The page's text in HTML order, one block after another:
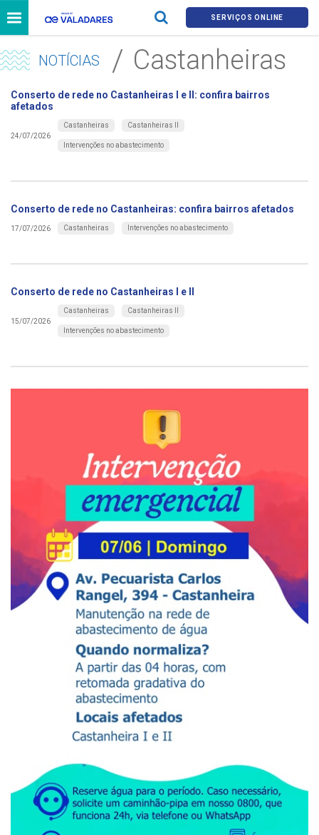
SERVIÇOS ONLINE
NOTÍCIAS Castanheiras
Conserto de rede no Castanheiras I e II: confira bairros
afetados
24/07/2026
Castanheiras Castanheiras II
Intervenções no abastecimento
Conserto de rede no Castanheiras: confira bairros afetados
17/07/2026 Castanheiras Intervenções no abastecimento
Conserto de rede no Castanheiras I e II
15/07/2026
Castanheiras Castanheiras II
Intervenções no abastecimento